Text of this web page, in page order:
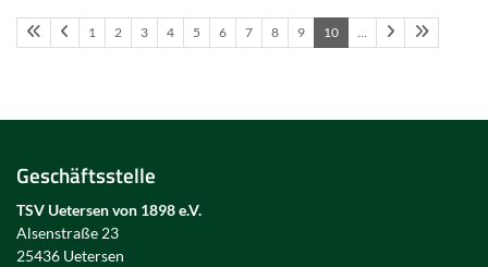
1 2 3 4 5 6 7 8 9 10 …
Geschäftsstelle
TSV Uetersen von 1898 e.V.
Alsenstraße 23
25436 Uetersen